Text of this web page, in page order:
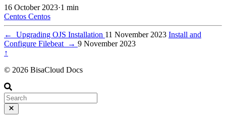
16 October 2023·1 min
Centos Centos
← Upgrading OJS Installation 11 November 2023 Install and
Configure Filebeat
→ 9 November 2023
↑
© 2026 BisaCloud Docs